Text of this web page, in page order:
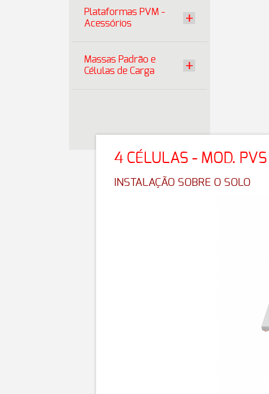
Plataformas PVM -
Acessórios
Massas Padrão e
Células de Carga
4 CÉLULAS - MOD. PVS
INSTALAÇÃO SOBRE O SOLO